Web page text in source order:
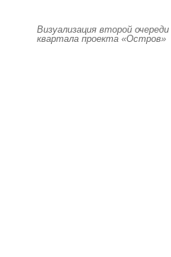
Визуализация второй
квартала проекта «Остров»